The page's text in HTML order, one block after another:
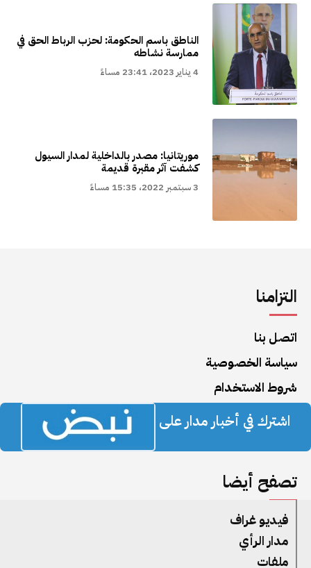
الناطق باسم الحكومة: لحزب الرباط الحق في
ممارسة نشاطه
4 يناير 2023، 23:41 مساءً
موريتانيا: مصدر بالداخلية لمدار السيول
كشفت آثر مقبرة قديمة
3 سبتمبر 2022، 15:35 مساءً
التزامنا
اتصل بنا
سياسة الخصوصية
شروط الاستخدام
اشترك في أخبار مدار على
تصفح أيضا
فيديو غراف
مدار الرأي
ملفات